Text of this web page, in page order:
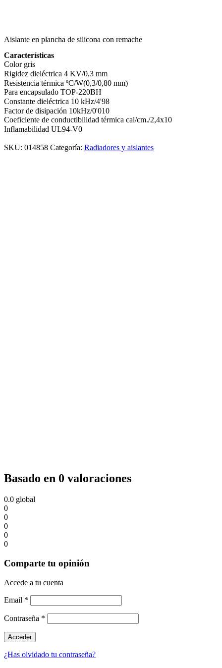
Aislante en plancha de silicona con remache
Características
Color gris
Rigidez dieléctrica 4 KV/0,3 mm
Resistencia térmica ºC/W(0,3/0,80 mm)
Para encapsulado TOP-220BH
Constante dieléctrica 10 kHz/4'98
Factor de disipación 10kHz/0'010
Coeficiente de conductibilidad térmica cal/cm./2,4x10
Inflamabilidad UL94-V0
SKU: 014858 Categoría: Radiadores y aislantes
Basado en 0 valoraciones
0.0 global
0
0
0
0
0
Comparte tu opinión
Accede a tu cuenta
Email *
Contraseña *
¿Has olvidado tu contraseña?